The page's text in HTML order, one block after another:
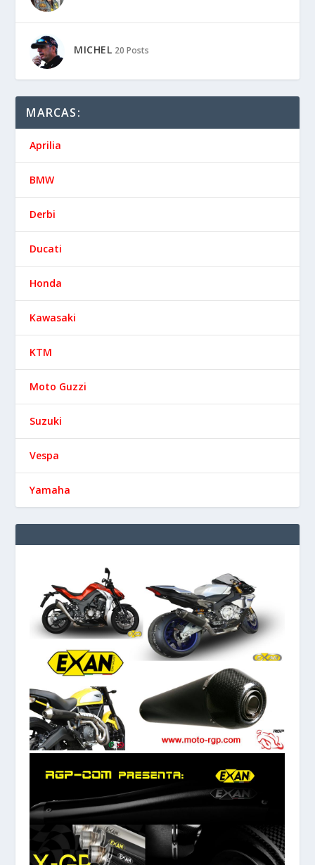
MICHEL 20 Posts
MARCAS:
Aprilia
BMW
Derbi
Ducati
Honda
Kawasaki
KTM
Moto Guzzi
Suzuki
Vespa
Yamaha